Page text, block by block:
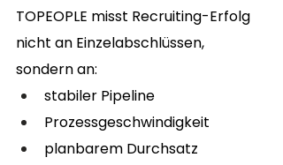
TOPEOPLE misst Recruiting-Erfolg
nicht an Einzelabschlüssen,
sondern an:
stabiler Pipeline
Prozessgeschwindigkeit
planbarem Durchsatz